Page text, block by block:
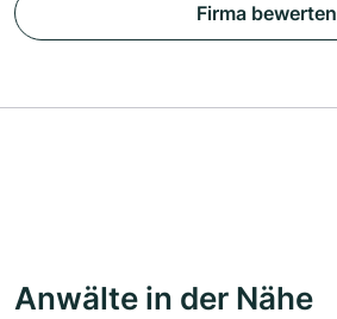
Firma bewerten
Anwälte in der Nähe